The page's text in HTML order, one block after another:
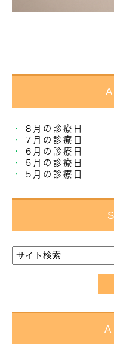
8月の診療日
7月の診療日
6月の診療日
5月の診療日
5月の診療日